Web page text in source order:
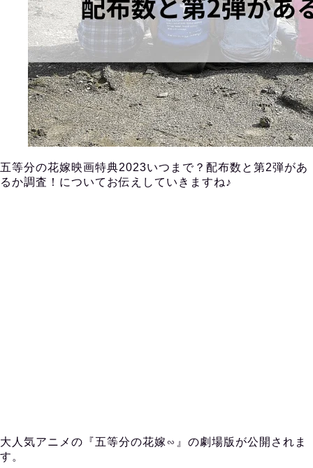
五等分の花嫁映画特典2023いつまで？配布数と第2弾があ
るか調査！についてお伝えしていきますね♪
大人気アニメの『五等分の花嫁∽』の劇場版が公開されま
す。